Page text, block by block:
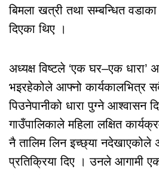
बिमला खत्री तथा सम्बन्धित
दिएका थिए ।
अध्यक्ष विष्टले ‘एक घर–एक धारा’
भइरहेकोले आफ्नो कार्यकालभित्र
पिउनेपानीको धारा पुग्ने आश्वासन
गाउँपालिकाले महिला लक्षित
नै तालिम लिन इच्छ्या नदेखाएकोले
प्रतिक्रिया दिए । उनले आगामी एक